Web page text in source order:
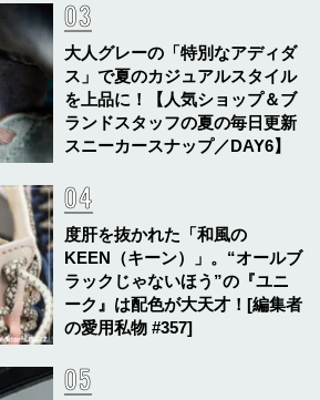
大人グレーの「特別なアディダ
ス」で夏のカジュアルスタイル
を上品に！【人気ショップ＆ブ
ランドスタッフの夏の毎日更新
スニーカースナップ／DAY6】
度肝を抜かれた「和風の
KEEN（キーン）」。“オールブ
ラックじゃないほう”の『ユニ
ーク』は配色が大天才！[編集者
の愛用私物 #357]